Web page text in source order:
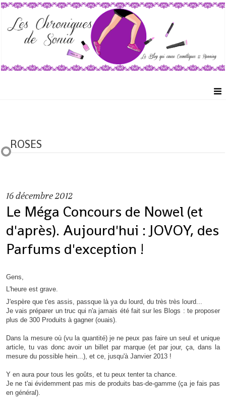
ROSES
16décembre 2012
Le Méga Concours de Nowel (et
d'après). Aujourd'hui : JOVOY, des
Parfums d'exception !
Gens,
L'heure est grave.
J'espère que t'es assis, passque là ya du lourd, du très très lourd...
Je vais préparer un truc qui n'a jamais été fait sur les Blogs : te proposer
plus de 300 Produits à gagner (ouais).
Dans la mesure où (vu la quantité) je ne peux pas faire un seul et unique
article, tu vas donc avoir un billet par marque (et par jour, ça, dans la
mesure du possible hein...), et ce, jusqu'à Janvier 2013 !
Y en aura pour tous les goûts, et tu peux tenter ta chance.
Je ne t'ai évidemment pas mis de produits bas-de-gamme (ça je fais pas
en général).